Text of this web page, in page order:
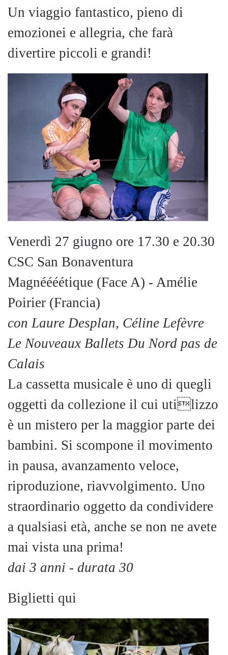
Un viaggio fantastico, pieno di
emozionei e allegria, che farà
divertire piccoli e grandi!
Venerdì 27 giugno ore 17.30 e 20.30
CSC San Bonaventura
Magnéééétique (Face A) - Amélie
Poirier (Francia)
con Laure Desplan, Céline Lefèvre
Le Nouveaux Ballets Du Nord pas de
Calais
La cassetta musicale è uno di quegli
oggetti da collezione il cui utilizzo
è un mistero per la maggior parte dei
bambini. Si scompone il movimento
in pausa, avanzamento veloce,
riproduzione, riavvolgimento. Uno
straordinario oggetto da condividere
a qualsiasi età, anche se non ne avete
mai vista una prima!
dai 3 anni - durata 30
Biglietti qui